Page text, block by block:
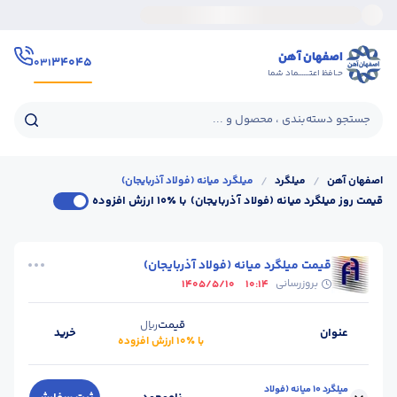
اصفهان آهن
حـافظ اعتــــــماد شما
۳۴۰۴۵۰۳۱
جستجو دسته‌بندی ، محصول و ...
اصفهان آهن / میلگرد / میلگرد میانه (فولاد آذربایجان)
قیمت روز میلگرد میانه (فولاد آذربایجان) با ٪۱۰ ارزش افزوده
قیمت میلگرد میانه (فولاد آذربایجان)
بروزرسانی 10:14
1405/5/10
عنوان قیمتریال
با ٪۱۰ ارزش افزوده
خرید
میلگرد 10 میانه (فولاد